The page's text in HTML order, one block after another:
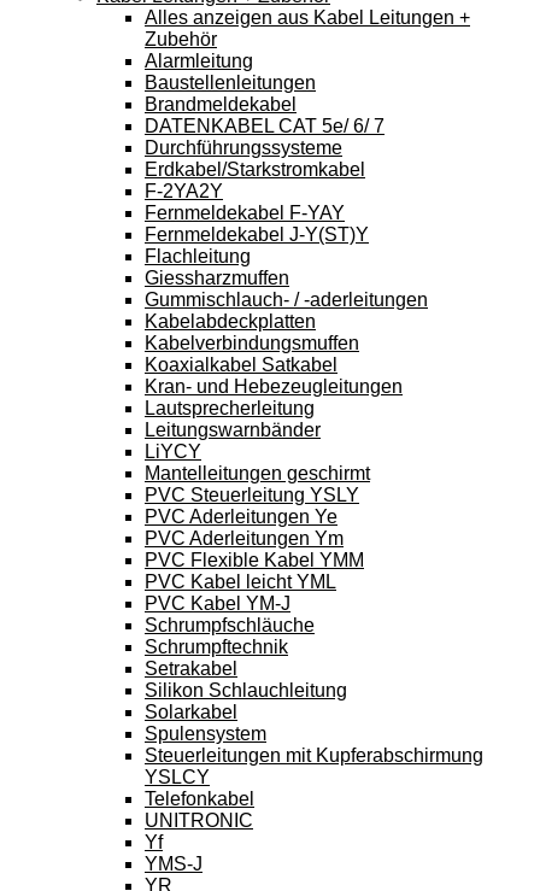
Alles anzeigen aus Kabel Leitungen +
Zubehör
Alarmleitung
Baustellenleitungen
Brandmeldekabel
DATENKABEL CAT 5e/ 6/ 7
Durchführungssysteme
Erdkabel/Starkstromkabel
F-2YA2Y
Fernmeldekabel F-YAY
Fernmeldekabel J-Y(ST)Y
Flachleitung
Giessharzmuffen
Gummischlauch- / -aderleitungen
Kabelabdeckplatten
Kabelverbindungsmuffen
Koaxialkabel Satkabel
Kran- und Hebezeugleitungen
Lautsprecherleitung
Leitungswarnbänder
LiYCY
Mantelleitungen geschirmt
PVC Steuerleitung YSLY
PVC Aderleitungen Ye
PVC Aderleitungen Ym
PVC Flexible Kabel YMM
PVC Kabel leicht YML
PVC Kabel YM-J
Schrumpfschläuche
Schrumpftechnik
Setrakabel
Silikon Schlauchleitung
Solarkabel
Spulensystem
Steuerleitungen mit Kupferabschirmung
YSLCY
Telefonkabel
UNITRONIC
Yf
YMS-J
YR